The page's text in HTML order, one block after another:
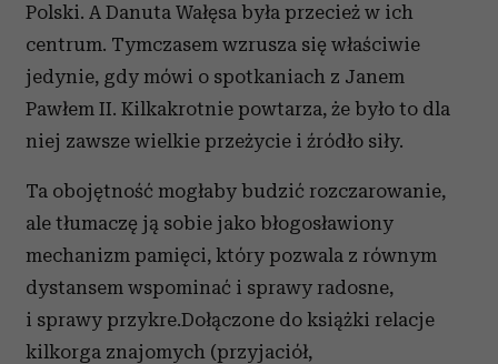
Polski. A Danuta Wałęsa była przecież w ich
centrum. Tymczasem wzrusza się właściwie
jedynie, gdy mówi o spotkaniach z Janem
Pawłem II. Kilkakrotnie powtarza, że było to dla
niej zawsze wielkie przeżycie i źródło siły.
Ta obojętność mogłaby budzić rozczarowanie,
ale tłumaczę ją sobie jako błogosławiony
mechanizm pamięci, który pozwala z równym
dystansem wspominać i sprawy radosne,
i sprawy przykre.Dołączone do książki relacje
kilkorga znajomych (przyjaciół,